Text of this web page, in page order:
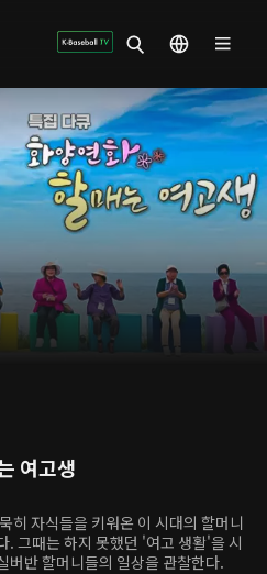
여고생
히 자식들을 키워온 이 시대의 할머니
. 그때는 하지 못했던 '여고 생활'을 시
버반 할머니들의 일상을 관찰한다.